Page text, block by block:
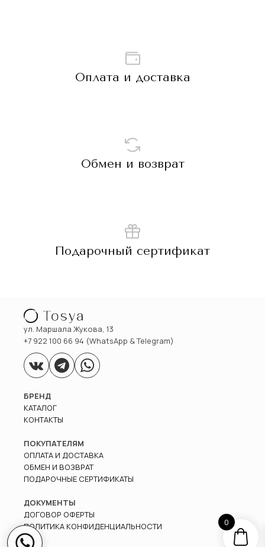
Оплата и доставка
Обмен и возврат
Подарочный сертификат
ул. Маршала Жукова, 13
+7 922 100 66 94 (WhatsApp & Telegram)
БРЕНД
КАТАЛОГ
КОНТАКТЫ
ПОКУПАТЕЛЯМ
ОПЛАТА И ДОСТАВКА
ОБМЕН И ВОЗВРАТ
ПОДАРОЧНЫЕ СЕРТИФИКАТЫ
ДОКУМЕНТЫ
ДОГОВОР ОФЕРТЫ
ПОЛИТИКА КОНФИДЕНЦИАЛЬНОСТИ
0